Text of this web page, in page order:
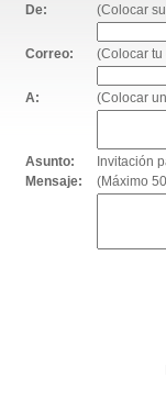
De: (Colocar
Correo: (Colocar
A: (Colocar
Asunto:
Invitación
Mensaje:
(Máximo